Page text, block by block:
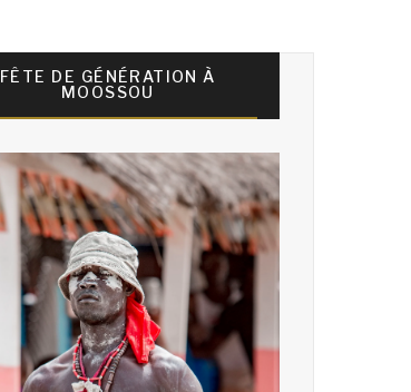
FÊTE DE GÉNÉRATION À
MOOSSOU